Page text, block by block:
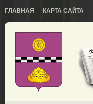
ГЛАВНАЯ КАРТА САЙТА